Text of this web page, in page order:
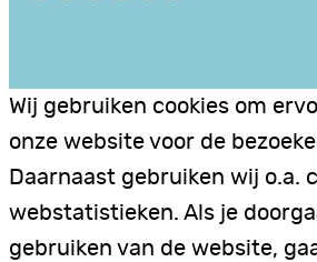
Wij gebruiken cookies om
onze website voor de
Daarnaast gebruiken wij o.a.
webstatistieken. Als je
gebruiken van de website,